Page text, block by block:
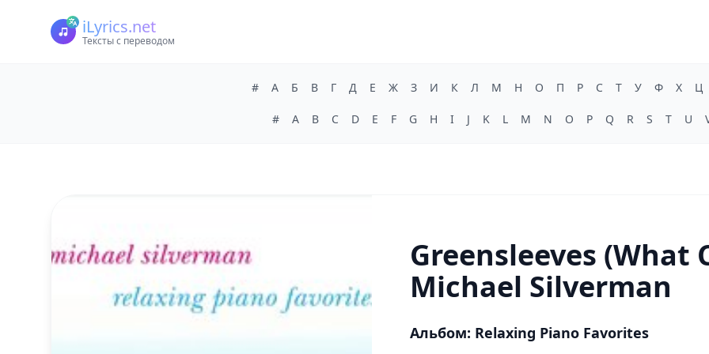
iLyrics.net
Тексты с переводом
# А Б В Г Д Е Ж З И К Л М Н О П Р С Т У Ф Х Ц
# A B C D E F G H I J K L M N O P Q R S T U
Greensleeves (What
Michael Silverman
Альбом: Relaxing Piano Favorites